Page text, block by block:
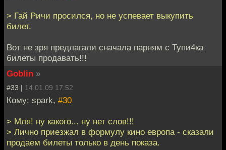
> Гай Ричи просился, но не успевает выкупить
билет.
Вот не зря предлагали сначала парням с Тупи4ка
билеты продавать!!!
Goblin »
#33 | 14.01.09 17:52
Кому: spark, #30
> Мля! ну какого... ну нет слов!!!
> Лично приезжал в формулу кино европа - сказали
продаем билеты только в день показа.